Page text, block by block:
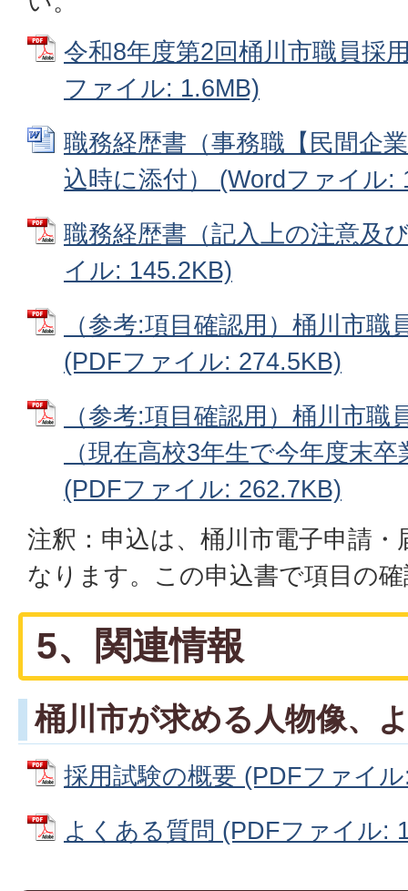
令和8年度第2回桶川市職員採
ファイル: 1.6MB)
職務経歴書（事務職【民間企
込時に添付） (Wordファイル:
職務経歴書（記入上の注意及
イル: 145.2KB)
（参考:項目確認用）桶川市職
(PDFファイル: 274.5KB)
（参考:項目確認用）桶川市職
（現在高校3年生で今年度末
(PDFファイル: 262.7KB)
注釈：申込は、桶川市電子申請
なります。この申込書で項目の
5、関連情報
桶川市が求める人物像、
採用試験の概要 (PDFファイ
よくある質問 (PDFファイル: